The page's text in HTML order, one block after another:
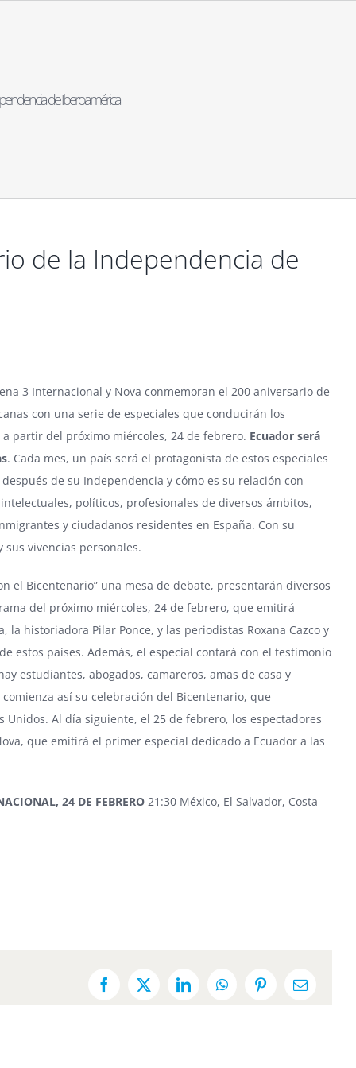
de Iberoamérica
de la Independencia de
3 Internacional y Nova conmemoran el 200 aniversario de
con una serie de especiales que conducirán los
partir del próximo miércoles, 24 de febrero. Ecuador será
. Cada mes, un país será el protagonista de estos especiales
de su Independencia y cómo es su relación con
políticos, profesionales de diversos ámbitos,
y ciudadanos residentes en España. Con su
vivencias personales.
el Bicentenario” una mesa de debate, presentarán diversos
del próximo miércoles, 24 de febrero, que emitirá
historiadora Pilar Ponce, y las periodistas Roxana Cazco y
estos países. Además, el especial contará con el testimonio
estudiantes, abogados, camareros, amas de casa y
así su celebración del Bicentenario, que
Al día siguiente, el 25 de febrero, los espectadores
que emitirá el primer especial dedicado a Ecuador a las
, 24 DE FEBRERO 21:30 México, El Salvador, Costa
Facebook
X LinkedInWhatsAppPinterestEmail: